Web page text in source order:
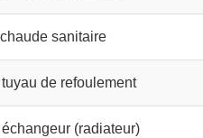
sanitaire
de refoulement
(radiateur)